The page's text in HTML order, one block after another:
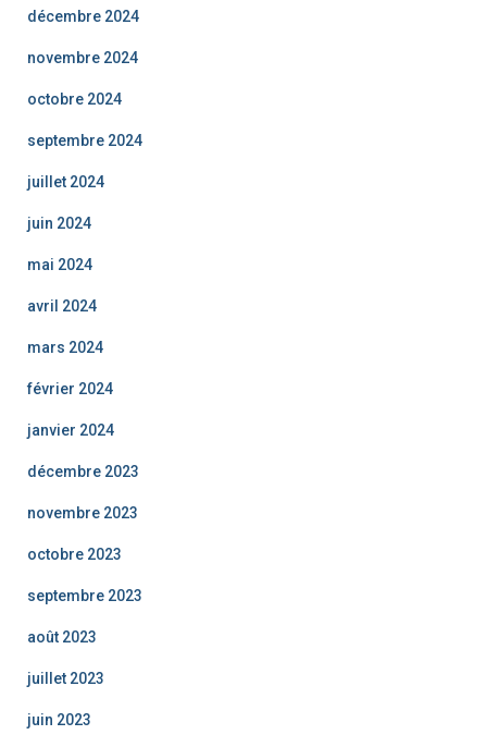
décembre 2024
novembre 2024
octobre 2024
septembre 2024
juillet 2024
juin 2024
mai 2024
avril 2024
mars 2024
février 2024
janvier 2024
décembre 2023
novembre 2023
octobre 2023
septembre 2023
août 2023
juillet 2023
juin 2023